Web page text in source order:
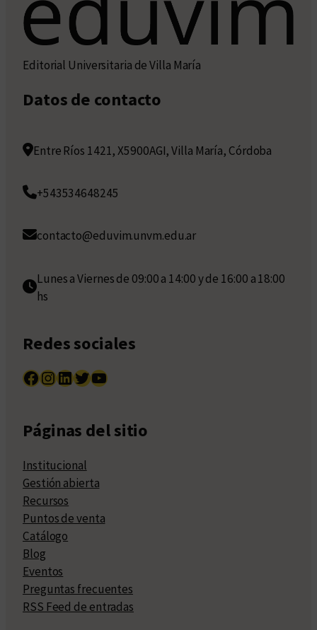
Editorial Universitaria de Villa María
Datos de contacto
Entre Ríos 1421, X5900AGI, Villa María, Córdoba
+543534648245
contacto@eduvim.unvm.edu.ar
Lunes a Viernes de 09:00 a 14:00 y de 16:00 a 18:00
hs
Redes sociales
Facebook InstagramLinkedIn Twitter YouTube
Páginas del sitio
Institucional
Gestión abierta
Recursos
Puntos de venta
Catálogo
Blog
Eventos
Preguntas frecuentes
RSS Feed de entradas